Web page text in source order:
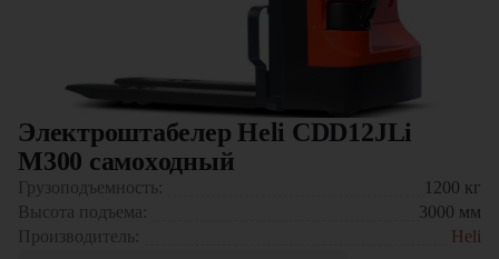
Электроштабелер Heli CDD12JLi
M300 самоxодный
Грузоподъемность: 1200 кг
Высота подъема:
3000 мм
Производитель:
Heli